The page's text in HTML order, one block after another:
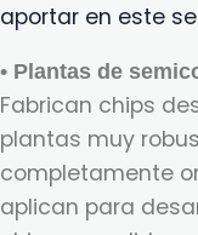
aportar en este
• Plantas de
Fabrican chips
plantas muy
completamente
aplican para